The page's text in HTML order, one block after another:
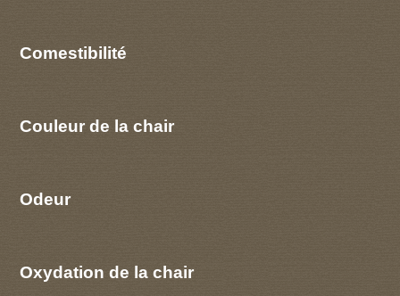
Comestibilité
Couleur de la chair
Odeur
Oxydation de la chair